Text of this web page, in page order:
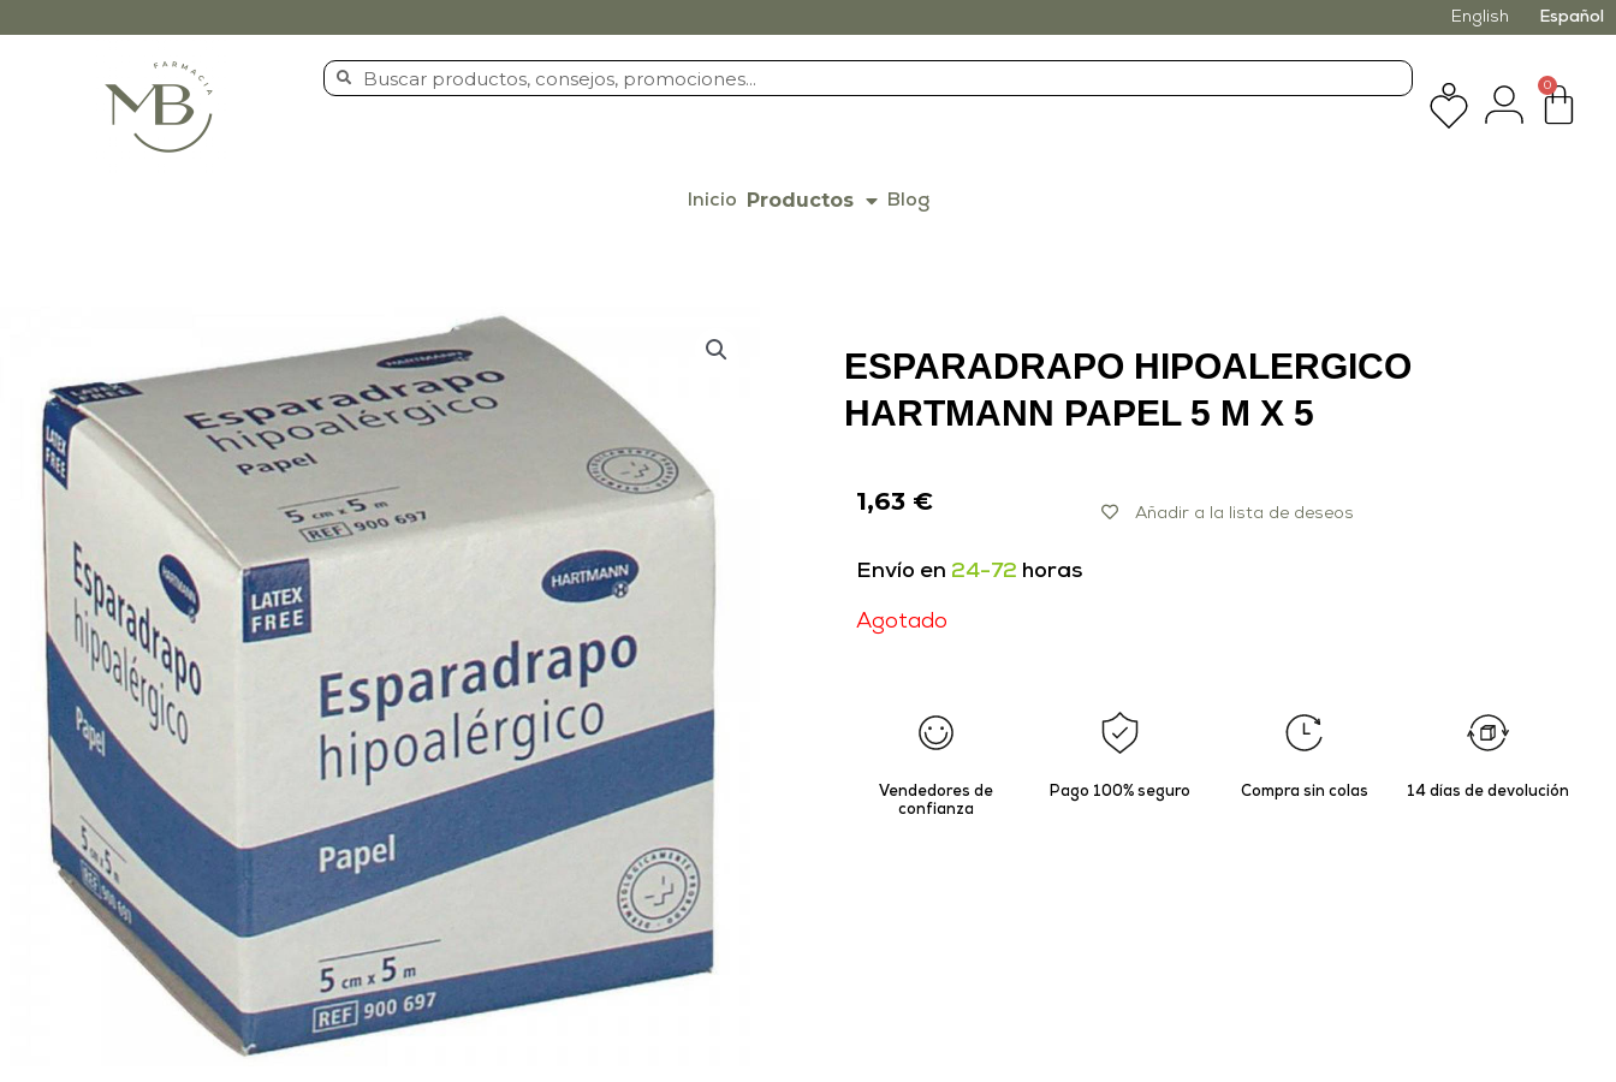
English Español
0
Inicio Productos Blog
ESPARADRAPO HIPOALERGICO
HARTMANN PAPEL 5 M X 5
1,63 € Añadir a la lista de deseos
Envío en 24-72 horas
Agotado
Vendedores de
confianza
Pago 100% seguro Compra sin colas 14 días de devolución